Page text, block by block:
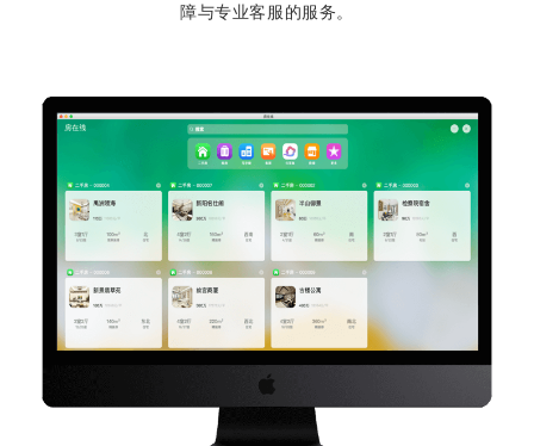
障与专业客服的服务。